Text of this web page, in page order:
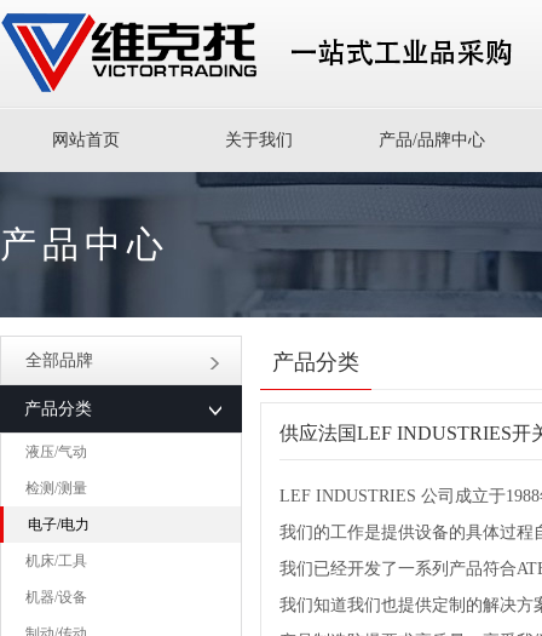
网站首页 关于我们 产品/品牌中心
产品中心
全部品牌
产品分类
液压/气动
检测/测量
电子/电力
机床/工具
机器/设备
产品分类
供应法国LEF INDUSTRIES开
LEF INDUSTRIES 公司成立于
我们的工作是提供设备的具体过
我们已经开发了一系列产品符合
我们知道我们也提供定制的解决方